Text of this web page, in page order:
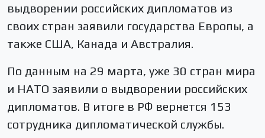
выдворении российских дипломатов из
своих стран заявили государства Европы, а
также США, Канада и Австралия.
По данным на 29 марта, уже 30 стран мира
и НАТО заявили о выдворении российских
дипломатов. В итоге в РФ вернется 153
сотрудника дипломатической службы.